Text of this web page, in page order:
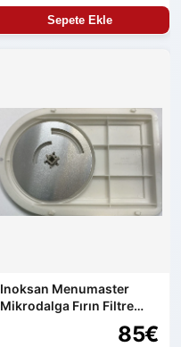
Sepete Ekle
Inoksan Menumaster
Mikrodalga Fırın Filtre
85€